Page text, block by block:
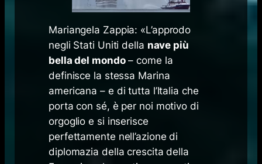
Mariangela Zappia: «L’approdo
negli Stati Uniti della nave più
bella del mondo– come la
definisce la stessa Marina
americana – e di tutta l’Italia che
porta con sé, è per noi motivo di
orgoglio e si inserisce
perfettamente nell’azione di
diplomazia della crescita della